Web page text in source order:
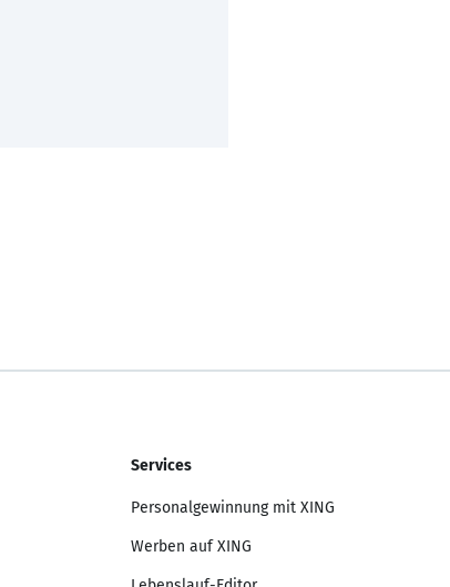
Services
Personalgewinnung mit XING
Werben auf XING